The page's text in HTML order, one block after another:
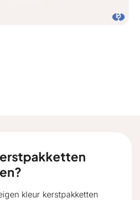
kleur kerstpakketten